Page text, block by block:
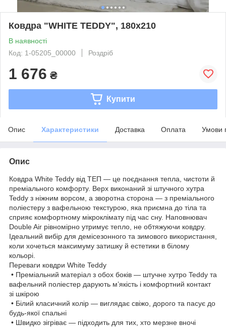
Ковдра "WHITE TEDDY", 180x210
В наявності
Код: 1-05205_00000
Роздріб
1 676 ₴
Купити
Опис Характеристики Доставка Оплата Умови
Опис
Ковдра White Teddy від ТЕП — це поєднання тепла, чистоти й
преміального комфорту. Верх виконаний зі штучного хутра
Teddy з ніжним ворсом, а зворотна сторона — з преміального
поліестеру з вафельною текстурою, яка приємна до тіла та
сприяє комфортному мікроклімату під час сну. Наповнювач
Double Air рівномірно утримує тепло, не обтяжуючи ковдру.
Ідеальний вибір для демісезонного та зимового використання,
коли хочеться максимуму затишку й естетики в білому
кольорі.
Переваги ковдри White Teddy
• Преміальний матеріал з обох боків — штучне хутро Teddy та
вафельний поліестер дарують м’якість і комфортний контакт
зі шкірою
• Білий класичний колір — виглядає свіжо, дорого та пасує до
будь-якої спальні
• Швидко зігріває — підходить для тих, хто мерзне вночі